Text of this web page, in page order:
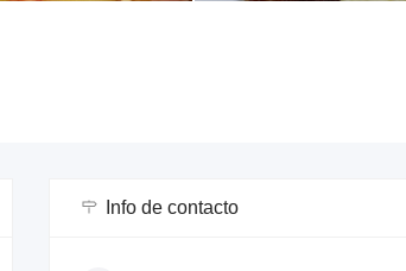
Info de contacto